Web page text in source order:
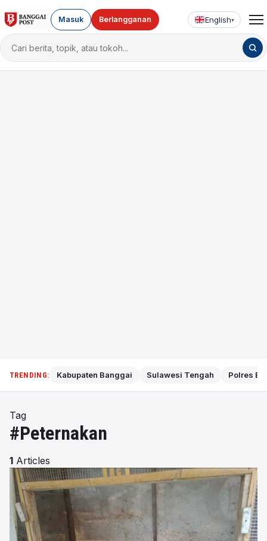
Cari
berita
Masuk Berlangganan English▾
TRENDING: Kabupaten Banggai Sulawesi Tengah Polres
Tag
#Peternakan
1 Articles